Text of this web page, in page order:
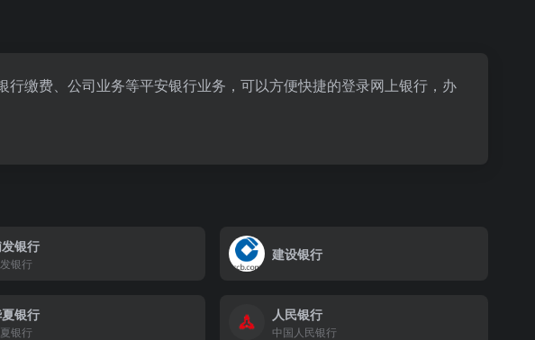
缴费、公司业务等平安银行业务，可以方便快捷的登录网上银行，办
银行
银行
建设银行
银行
银行
人民银行
中国人民银行